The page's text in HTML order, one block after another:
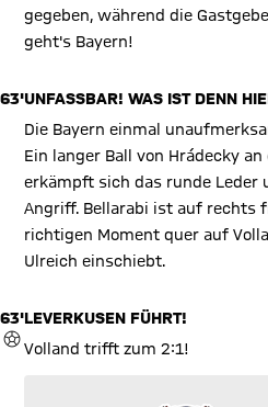
gegeben, während die
geht's Bayern!
63'UNFASSBAR! WAS IST DENN
Die Bayern einmal
Ein langer Ball von Hrádecky
erkämpft sich das runde
Angriff. Bellarabi ist auf rechts
richtigen Moment quer auf
Ulreich einschiebt.
63'
TOR
LEVERKUSEN FÜHRT!
Volland trifft zum 2:1!